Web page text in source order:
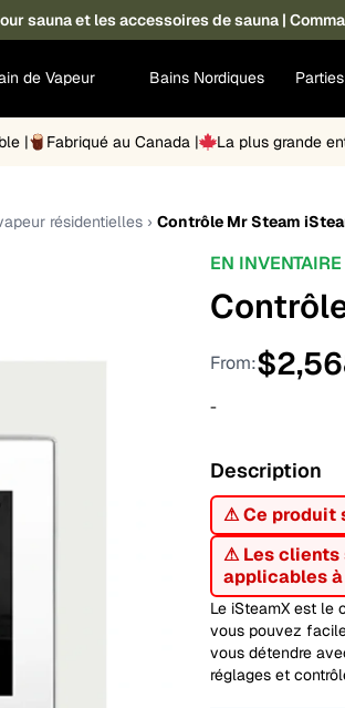
sauna et les accessoires de sauna |
de Vapeur Bains Nordiques Parties
| Fabriqué au Canada | La plus grande
résidentielles › Contrôle Mr Steam
EN INVENTAIRE
From:$
-
Description
⚠ Ce produit
⚠ Les clients
applicables
Le iSteamX est le
vous pouvez
vous détendre
réglages et